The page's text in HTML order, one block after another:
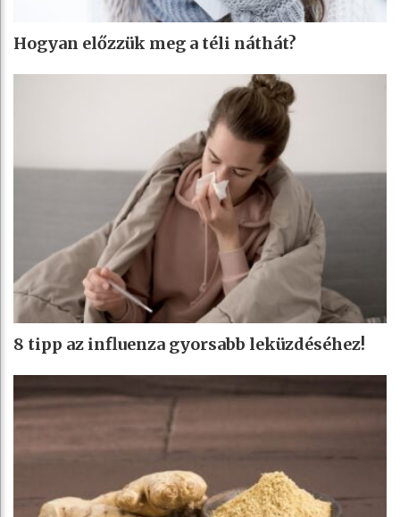
Hogyan előzzük meg a téli náthát?
8 tipp az influenza gyorsabb leküzdéséhez!